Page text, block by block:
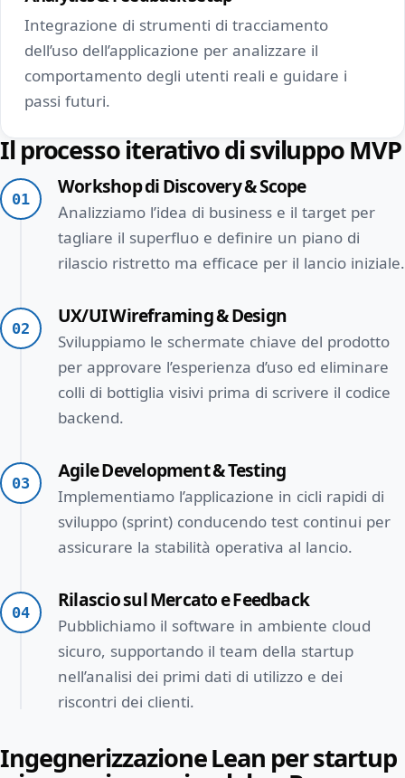
Integrazione di strumenti di tracciamento
dell’uso dell’applicazione per analizzare il
comportamento degli utenti reali e guidare i
passi futuri.
Il processo iterativo di sviluppo MVP
01
Workshop di Discovery & Scope
Analizziamo l’idea di business e il target per
tagliare il superfluo e definire un piano di
rilascio ristretto ma efficace per il lancio iniziale.
02
UX/UI Wireframing & Design
Sviluppiamo le schermate chiave del prodotto
per approvare l’esperienza d’uso ed eliminare
colli di bottiglia visivi prima di scrivere il codice
backend.
03
Agile Development & Testing
Implementiamo l’applicazione in cicli rapidi di
sviluppo (sprint) conducendo test continui per
assicurare la stabilità operativa al lancio.
04
Rilascio sul Mercato e Feedback
Pubblichiamo il software in ambiente cloud
sicuro, supportando il team della startup
nell’analisi dei primi dati di utilizzo e dei
riscontri dei clienti.
Ingegnerizzazione Lean per startup